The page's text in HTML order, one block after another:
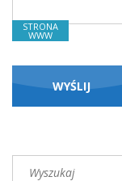
STRONA
WWW